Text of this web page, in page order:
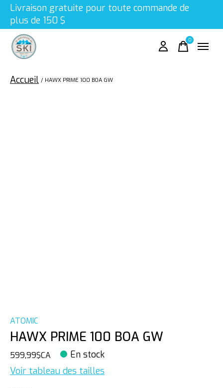
Livraison gratuite pour toute commande de
plus de 150 $
0items
Accueil / HAWX PRIME 100 BOA GW
ATOMIC
HAWX PRIME 100 BOA GW
599,99$CA En stock
Voir tableau des tailles